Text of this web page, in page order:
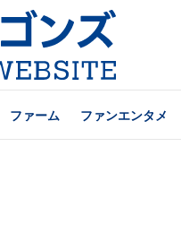
ファーム ファンエンタメ